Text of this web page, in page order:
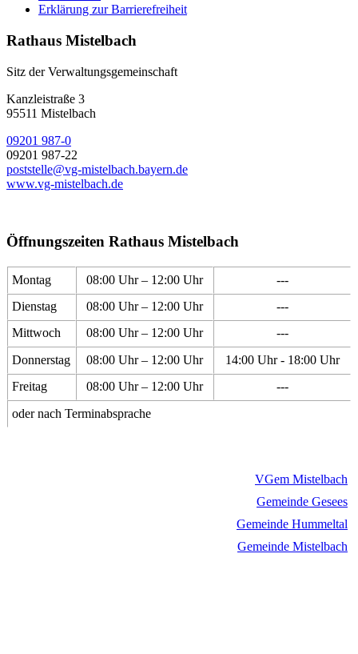
Erklärung zur Barrierefreiheit
Rathaus Mistelbach
Sitz der Verwaltungsgemeinschaft
Kanzleistraße 3
95511 Mistelbach
09201 987-0
09201 987-22
poststelle@vg-mistelbach.bayern.de
www.vg-mistelbach.de
Öffnungszeiten Rathaus Mistelbach
Montag 08:00 Uhr – 12:00 Uhr
---
Dienstag
08:00 Uhr – 12:00 Uhr
---
Mittwoch
08:00 Uhr – 12:00 Uhr
---
Donnerstag
08:00 Uhr – 12:00 Uhr
14:00 Uhr - 18:00 Uhr
Freitag
08:00 Uhr – 12:00 Uhr
---
oder nach Terminabsprache
VGem Mistelbach
Gemeinde Gesees
Gemeinde Hummeltal
Gemeinde Mistelbach